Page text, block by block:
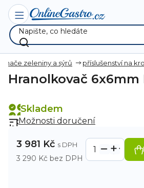
Přejít
obsah
zeleniny a sýrů příslušenství na
Hranolkovač 6x6mm
Skladem
Možnosti doručení
3 981 Kč
3 290 Kč bez DPH